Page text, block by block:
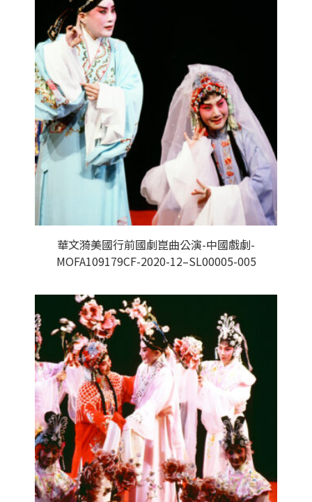
華文漪美國行前國劇崑曲公演-中國戲劇-
MOFA109179CF-2020-12–SL00005-005